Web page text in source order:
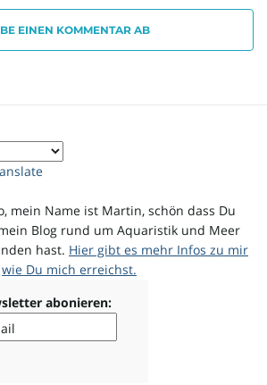
EINEN KOMMENTAR AB
mein Name ist Martin, schön dass Du
Blog rund um Aquaristik und Meer
hast. Hier gibt es mehr Infos zu mir
wie Du mich erreichst.
abonieren: